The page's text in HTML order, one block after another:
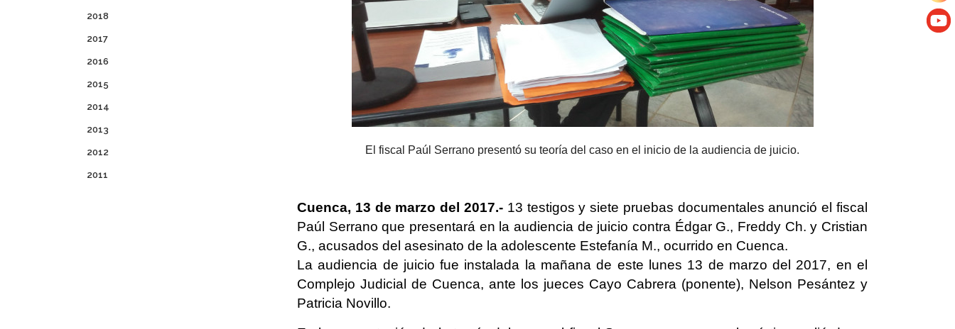
2018
2017
2016
2015
2014
2013
2012
2011
El fiscal Paúl Serrano presentó su teoría del caso en el inicio de la audiencia de juicio.
Cuenca, 13 de marzo del 2017.- 13 testigos y siete pruebas documentales anunció el fiscal
Paúl Serrano que presentará en la audiencia de juicio contra Édgar G., Freddy Ch. y Cristian
G., acusados del asesinato de la adolescente Estefanía M., ocurrido en Cuenca.
La audiencia de juicio fue instalada la mañana de este lunes 13 de marzo del 2017, en el
Complejo Judicial de Cuenca, ante los jueces Cayo Cabrera (ponente), Nelson Pesántez y
Patricia Novillo.